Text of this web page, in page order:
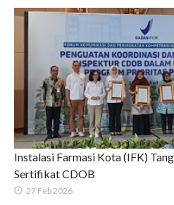
Instalasi Farmasi Kota (IFK)
Sertifikat CDOB
27 Feb 2026